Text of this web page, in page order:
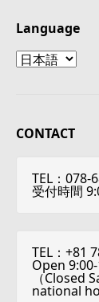
Language
Language
CONTACT
TEL：078-
受付時間
TEL：+81
Open
（Closed
national